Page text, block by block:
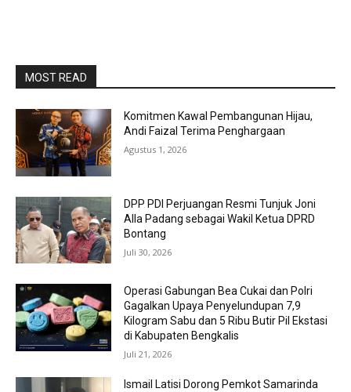
MOST READ
Komitmen Kawal Pembangunan Hijau,
Andi Faizal Terima Penghargaan
Agustus 1, 2026
DPP PDI Perjuangan Resmi Tunjuk Joni
Alla Padang sebagai Wakil Ketua DPRD
Bontang
Juli 30, 2026
Operasi Gabungan Bea Cukai dan Polri
Gagalkan Upaya Penyelundupan 7,9
Kilogram Sabu dan 5 Ribu Butir Pil Ekstasi
di Kabupaten Bengkalis
Juli 21, 2026
Ismail Latisi Dorong Pemkot Samarinda